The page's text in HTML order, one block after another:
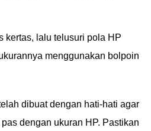
kertas, lalu telusuri pola HP
menggunakan bolpoin
dibuat dengan hati-hati agar
dengan ukuran HP. Pastikan